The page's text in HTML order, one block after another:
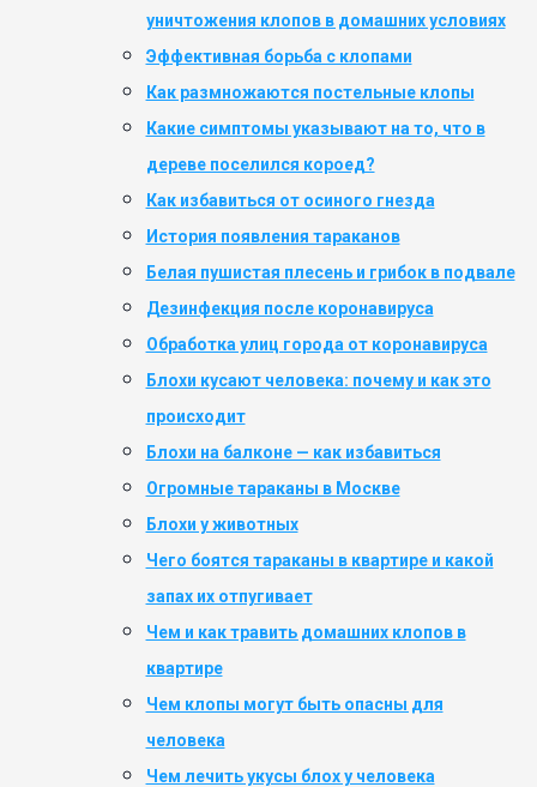
уничтожения клопов в домашних условиях
Эффективная борьба с клопами
Как размножаются постельные клопы
Какие симптомы указывают на то, что в
дереве поселился короед?
Как избавиться от осиного гнезда
История появления тараканов
Белая пушистая плесень и грибок в подвале
Дезинфекция после коронавируса
Обработка улиц города от коронавируса
Блохи кусают человека: почему и как это
происходит
Блохи на балконе — как избавиться
Огромные тараканы в Москве
Блохи у животных
Чего боятся тараканы в квартире и какой
запах их отпугивает
Чем и как травить домашних клопов в
квартире
Чем клопы могут быть опасны для
человека
Чем лечить укусы блох у человека